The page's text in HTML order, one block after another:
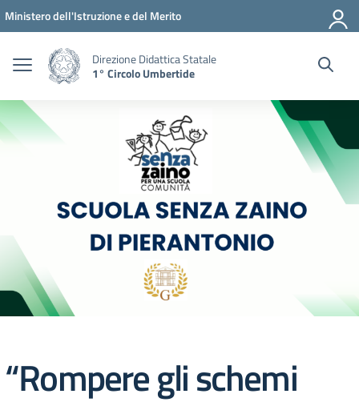
Vai ai contenuti
Vai al menu di navigazione
Vai al footer
Ministero dell'Istruzione e del Merito
Direzione Didattica Statale
1° Circolo Umbertide
“Rompere gli schemi